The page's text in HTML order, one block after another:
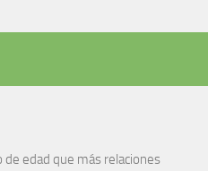
de edad que más relaciones